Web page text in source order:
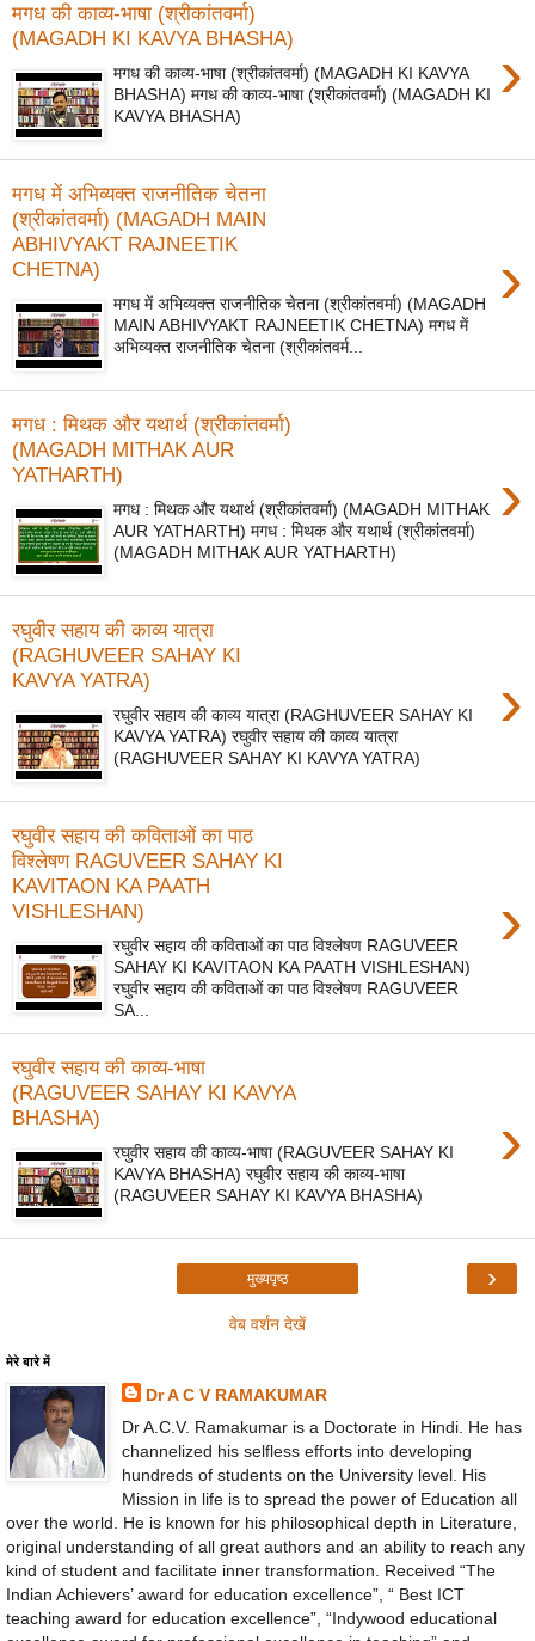
मगध की काव्य-भाषा (श्रीकांतवर्मा)
(MAGADH KI KAVYA BHASHA)
›
मगध की काव्य-भाषा (श्रीकांतवर्मा) (MAGADH KI KAVYA
BHASHA) मगध की काव्य-भाषा (श्रीकांतवर्मा) (MAGADH KI
KAVYA BHASHA)
मगध में अभिव्यक्त राजनीतिक चेतना
(श्रीकांतवर्मा) (MAGADH MAIN
ABHIVYAKT RAJNEETIK
CHETNA)
›
मगध में अभिव्यक्त राजनीतिक चेतना (श्रीकांतवर्मा) (MAGADH
MAIN ABHIVYAKT RAJNEETIK CHETNA) मगध में
अभिव्यक्त राजनीतिक चेतना (श्रीकांतवर्म...
मगध : मिथक और यथार्थ (श्रीकांतवर्मा)
(MAGADH MITHAK AUR
YATHARTH)
›
मगध : मिथक और यथार्थ (श्रीकांतवर्मा) (MAGADH MITHAK
AUR YATHARTH) मगध : मिथक और यथार्थ (श्रीकांतवर्मा)
(MAGADH MITHAK AUR YATHARTH)
रघुवीर सहाय की काव्य यात्रा
(RAGHUVEER SAHAY KI
KAVYA YATRA)
›
रघुवीर सहाय की काव्य यात्रा (RAGHUVEER SAHAY KI
KAVYA YATRA) रघुवीर सहाय की काव्य यात्रा
(RAGHUVEER SAHAY KI KAVYA YATRA)
रघुवीर सहाय की कविताओं का पाठ
विश्लेषण RAGUVEER SAHAY KI
KAVITAON KA PAATH
VISHLESHAN)
›
रघुवीर सहाय की कविताओं का पाठ विश्लेषण RAGUVEER
SAHAY KI KAVITAON KA PAATH VISHLESHAN)
रघुवीर सहाय की कविताओं का पाठ विश्लेषण RAGUVEER
SA...
रघुवीर सहाय की काव्य-भाषा
(RAGUVEER SAHAY KI KAVYA
BHASHA)
›
रघुवीर सहाय की काव्य-भाषा (RAGUVEER SAHAY KI
KAVYA BHASHA) रघुवीर सहाय की काव्य-भाषा
(RAGUVEER SAHAY KI KAVYA BHASHA)
›
मुख्यपृष्ठ
वेब वर्शन देखें
मेरे बारे में
Dr A C V RAMAKUMAR
Dr A.C.V. Ramakumar is a Doctorate in Hindi. He has
channelized his selfless efforts into developing
hundreds of students on the University level. His
Mission in life is to spread the power of Education all
over the world. He is known for his philosophical depth in Literature,
original understanding of all great authors and an ability to reach any
kind of student and facilitate inner transformation. Received “The
Indian Achievers’ award for education excellence”, “ Best ICT
teaching award for education excellence”, “Indywood educational